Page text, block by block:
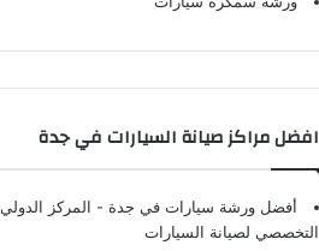
افضل مراكز صيانة السيارات في جدة
أفضل ورشة سيارات في جدة - المركز الدولي
التخصصي لصيانة السيارات